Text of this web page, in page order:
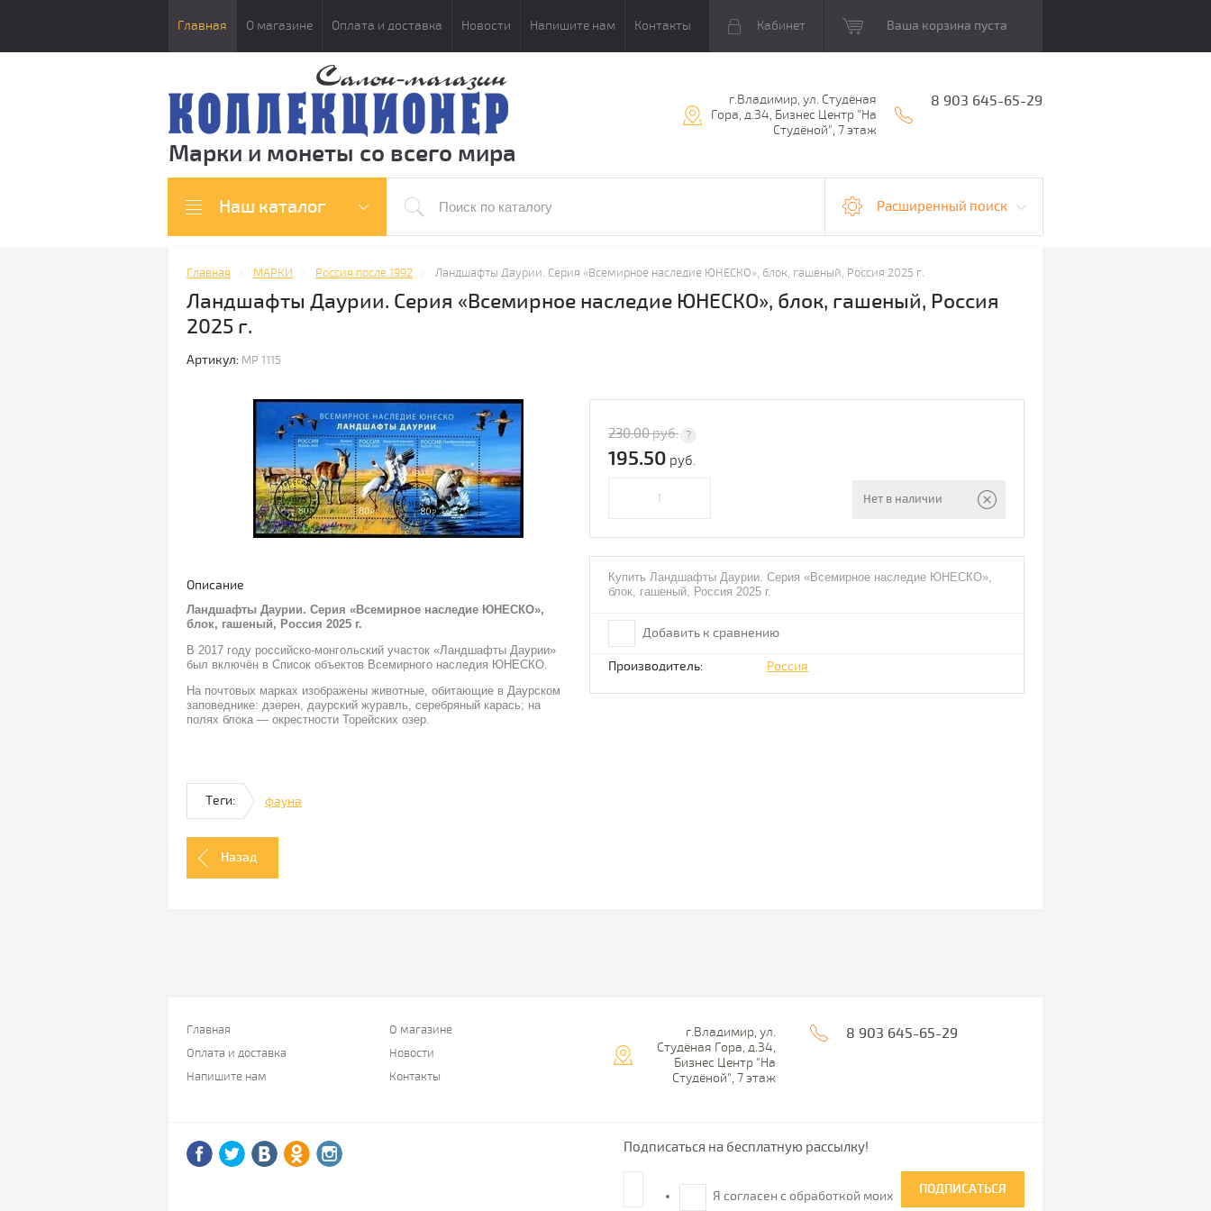
Главная О магазине Оплата и доставка Новости Напишите нам Контакты Кабинет Ваша корзина пуста
Марки и монеты со всего мира
г.Владимир, ул. Студёная
Гора, д.34, Бизнес Центр "На
Студёной", 7 этаж
8 903 645-65-29
Наш каталог Расширенный поиск
Главная МАРКИ Россия после 1992 Ландшафты Даурии. Серия «Всемирное наследие ЮНЕСКО», блок, гашеный, Россия 2025 г.
Ландшафты Даурии. Серия «Всемирное наследие ЮНЕСКО», блок, гашеный, Россия
2025 г.
Артикул: МР 1115
Описание
Ландшафты Даурии. Серия «Всемирное наследие ЮНЕСКО»,
блок, гашеный, Россия 2025 г.
В 2017 году российско-монгольский участок «Ландшафты Даурии»
был включён в Список объектов Всемирного наследия ЮНЕСКО.
На почтовых марках изображены животные, обитающие в Даурском
заповеднике: дзерен, даурский журавль, серебряный карась; на
полях блока — окрестности Торейских озер.
230.00руб.
195.50 руб.
Нет в наличии
Купить Ландшафты Даурии. Серия «Всемирное наследие ЮНЕСКО»,
блок, гашеный, Россия 2025 г.
Добавить к сравнению
Производитель: Россия
Теги: фауна
Назад
Главная
О магазине
Оплата и доставка
Новости
Напишите нам
Контакты
г.Владимир, ул.
Студёная Гора, д.34,
Бизнес Центр "На
Студёной", 7 этаж
8 903 645-65-29
Подписаться на бесплатную рассылку!
Я согласен с обработкой моих
ПОДПИСАТЬСЯ